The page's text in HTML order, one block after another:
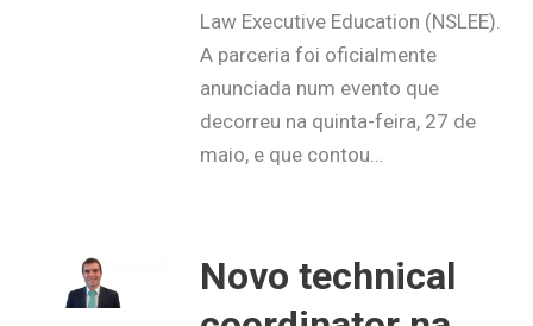
Law Executive Education (NSLEE).
A parceria foi oficialmente
anunciada num evento que
decorreu na quinta-feira, 27 de
maio, e que contou…
Novo technical